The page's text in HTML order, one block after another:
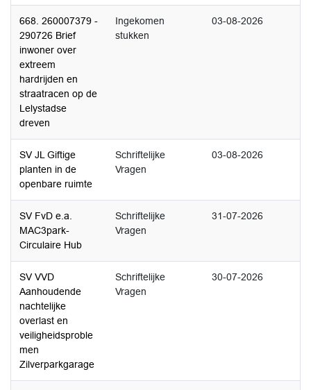
668. 260007379 -
290726 Brief
inwoner over
extreem
hardrijden en
straatracen op de
Lelystadse
dreven
Ingekomen
stukken
03-08-2026
SV JL Giftige
planten in de
openbare ruimte
Schriftelijke
Vragen
03-08-2026
SV FvD e.a.
MAC3park-
Circulaire Hub
Schriftelijke
Vragen
31-07-2026
SV VVD
Aanhoudende
nachtelijke
overlast en
veiligheidsproble
men
Zilverparkgarage
Schriftelijke
Vragen
30-07-2026